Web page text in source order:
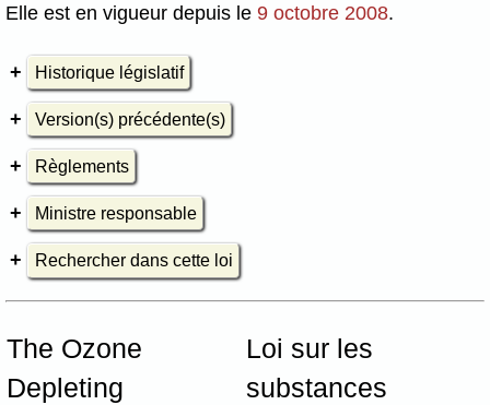
Elle est en vigueur depuis le 9 octobre 2008.
Historique législatif
Version(s) précédente(s)
Règlements
Ministre responsable
Rechercher dans cette loi
The Ozone
Depleting
Loi sur les
substances